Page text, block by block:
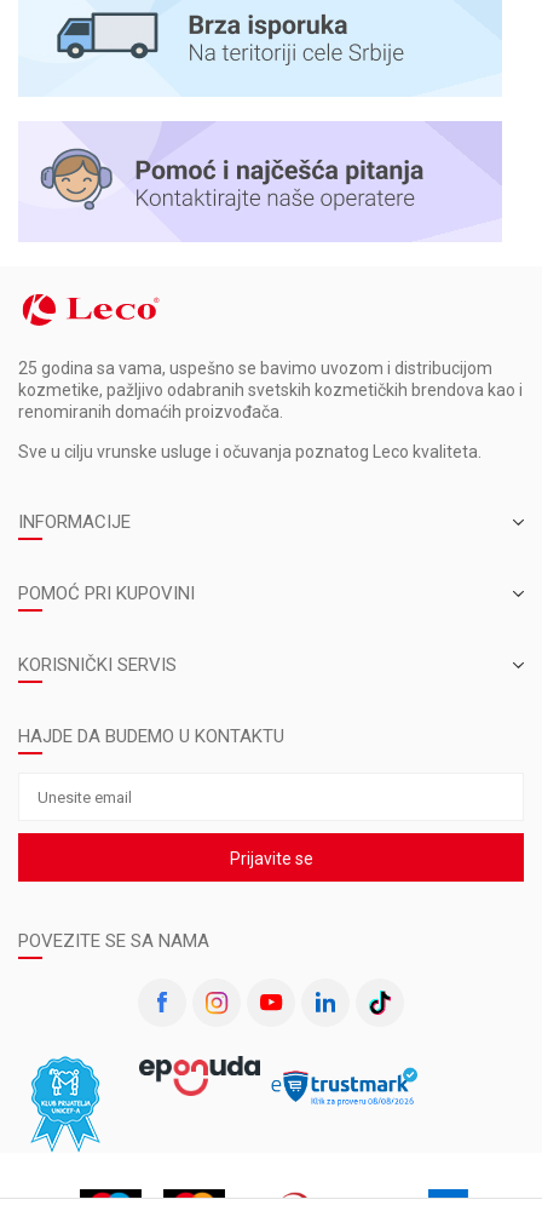
25 godina sa vama, uspešno se bavimo uvozom i distribucijom
kozmetike, pažljivo odabranih svetskih kozmetičkih brendova kao i
renomiranih domaćih proizvođača.
Sve u cilju vrunske usluge i očuvanja poznatog Leco kvaliteta.
INFORMACIJE
POMOĆ PRI KUPOVINI
KORISNIČKI SERVIS
HAJDE DA BUDEMO U KONTAKTU
Prijavite se
POVEZITE SE SA NAMA